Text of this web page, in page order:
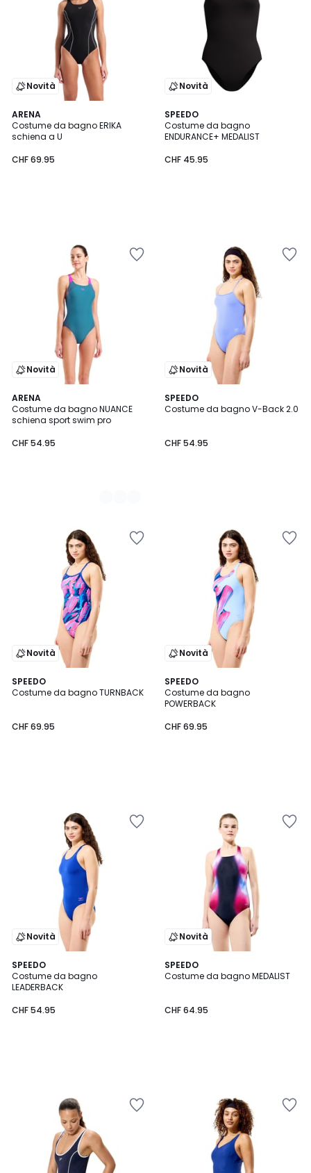
Novità
ARENA
Costume da bagno ERIKA
schiena a U
CHF 69.95
Novità
SPEEDO
Costume da bagno
ENDURANCE+ MEDALIST
CHF 45.95
Novità
ARENA
Costume da bagno NUANCE
schiena sport swim pro
CHF 54.95
2
Colori
Novità
SPEEDO
Costume da bagno V-Back 2.0
CHF 54.95
Novità
SPEEDO
Costume da bagno TURNBACK
CHF 69.95
Novità
SPEEDO
Costume da bagno
POWERBACK
CHF 69.95
Novità
SPEEDO
Costume da bagno
LEADERBACK
CHF 54.95
Novità
SPEEDO
Costume da bagno MEDALIST
CHF 64.95